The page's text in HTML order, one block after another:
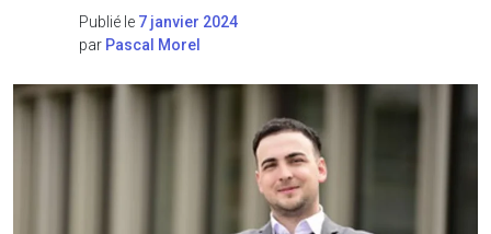
Publié le 7 janvier 2024
par Pascal Morel